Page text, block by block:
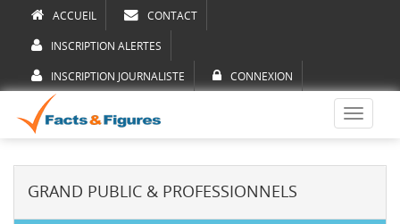
ACCUEIL CONTACT
INSCRIPTION ALERTES
INSCRIPTION JOURNALISTE CONNEXION
Toggle
GRAND PUBLIC & PROFESSIONNELS